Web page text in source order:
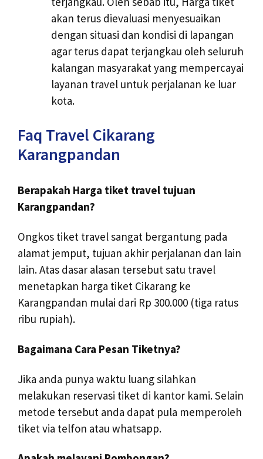
akan terus dievaluasi menyesuaikan
dengan situasi dan kondisi di lapangan
agar terus dapat terjangkau oleh seluruh
kalangan masyarakat yang mempercayai
layanan travel untuk perjalanan ke luar
kota.
Faq Travel Cikarang
Karangpandan
Berapakah Harga tiket travel tujuan
Karangpandan?
Ongkos tiket travel sangat bergantung pada
alamat jemput, tujuan akhir perjalanan dan lain
lain. Atas dasar alasan tersebut satu travel
menetapkan harga tiket Cikarang ke
Karangpandan mulai dari Rp 300.000 (tiga ratus
ribu rupiah).
Bagaimana Cara Pesan Tiketnya?
Jika anda punya waktu luang silahkan
melakukan reservasi tiket di kantor kami. Selain
metode tersebut anda dapat pula memperoleh
tiket via telfon atau whatsapp.